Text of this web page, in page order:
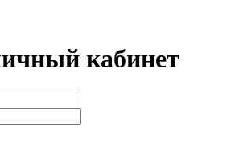
кабинет